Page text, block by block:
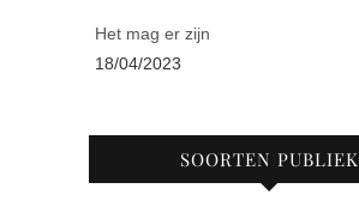
Het mag er zijn
18/04/2023
SOORTEN PUBLIEK